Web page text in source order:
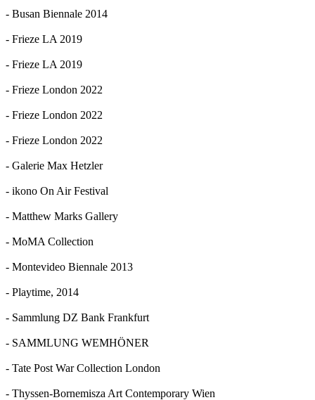
- Busan Biennale 2014
- Frieze LA 2019
- Frieze LA 2019
- Frieze London 2022
- Frieze London 2022
- Frieze London 2022
- Galerie Max Hetzler
- ikono On Air Festival
- Matthew Marks Gallery
- MoMA Collection
- Montevideo Biennale 2013
- Playtime, 2014
- Sammlung DZ Bank Frankfurt
- SAMMLUNG WEMHÖNER
- Tate Post War Collection London
- Thyssen-Bornemisza Art Contemporary Wien